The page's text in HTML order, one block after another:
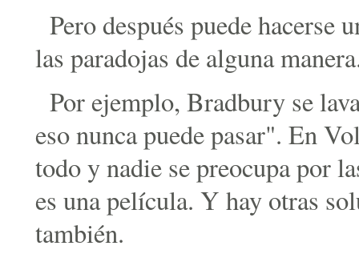
Pero después puede hacerse
las paradojas de alguna
Por ejemplo, Bradbury se
eso nunca puede pasar". En
todo y nadie se preocupa por
es una película. Y hay otras
también.